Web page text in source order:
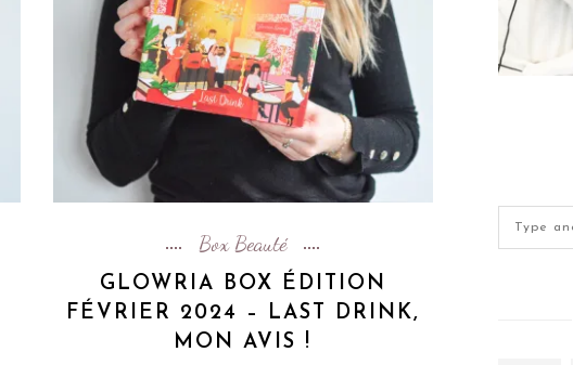
Box Beauté
GLOWRIA BOX ÉDITION
FÉVRIER 2024 – LAST DRINK,
MON AVIS !